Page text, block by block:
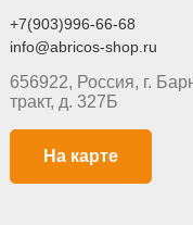
+7(903)996-66-68
info@abricos-shop.ru
656922, Россия, г.
тракт, д. 327Б
На карте